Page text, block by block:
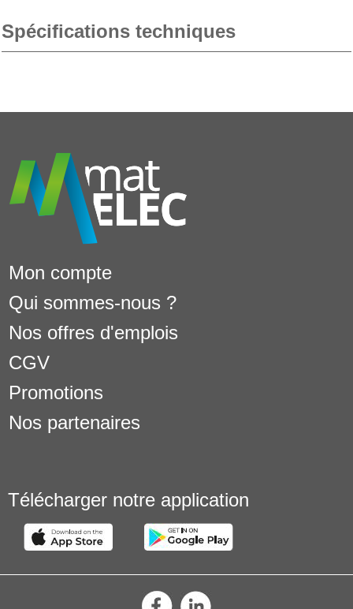
Spécifications techniques
Mon compte
Qui sommes-nous ?
Nos offres d'emplois
CGV
Promotions
Nos partenaires
Télécharger notre application